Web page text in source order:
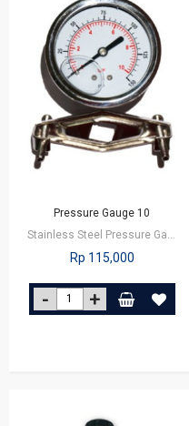
Pressure Gauge 10
Rp 115,000